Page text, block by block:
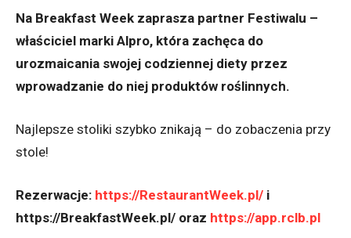
Na Breakfast Week zaprasza partner Festiwalu –
właściciel marki Alpro, która zachęca do
urozmaicania swojej codziennej diety przez
wprowadzanie do niej produktów roślinnych.
Najlepsze stoliki szybko znikają – do zobaczenia przy
stole!
Rezerwacje: https://RestaurantWeek.pl/ i
https://BreakfastWeek.pl/ oraz https://app.rclb.pl